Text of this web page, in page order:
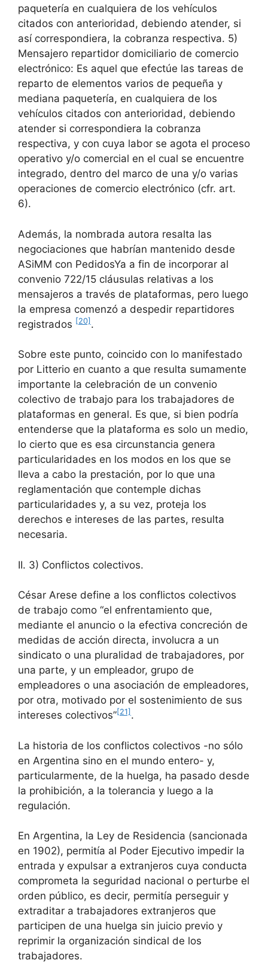
paquetería en cualquiera de los vehículos
citados con anterioridad, debiendo atender, si
así correspondiera, la cobranza respectiva. 5)
Mensajero repartidor domiciliario de comercio
electrónico: Es aquel que efectúe las tareas de
reparto de elementos varios de pequeña y
mediana paquetería, en cualquiera de los
vehículos citados con anterioridad, debiendo
atender si correspondiera la cobranza
respectiva, y con cuya labor se agota el proceso
operativo y/o comercial en el cual se encuentre
integrado, dentro del marco de una y/o varias
operaciones de comercio electrónico (cfr. art.
6).
Además, la nombrada autora resalta las
negociaciones que habrían mantenido desde
ASiMM con PedidosYa a fin de incorporar al
convenio 722/15 cláusulas relativas a los
mensajeros a través de plataformas, pero luego
la empresa comenzó a despedir repartidores
registrados [20] .
Sobre este punto, coincido con lo manifestado
por Litterio en cuanto a que resulta sumamente
importante la celebración de un convenio
colectivo de trabajo para los trabajadores de
plataformas en general. Es que, si bien podría
entenderse que la plataforma es solo un medio,
lo cierto que es esa circunstancia genera
particularidades en los modos en los que se
lleva a cabo la prestación, por lo que una
reglamentación que contemple dichas
particularidades y, a su vez, proteja los
derechos e intereses de las partes, resulta
necesaria.
II. 3) Conflictos colectivos.
César Arese define a los conflictos colectivos
de trabajo como “el enfrentamiento que,
mediante el anuncio o la efectiva concreción de
medidas de acción directa, involucra a un
sindicato o una pluralidad de trabajadores, por
una parte, y un empleador, grupo de
empleadores o una asociación de empleadores,
por otra, motivado por el sostenimiento de sus
intereses colectivos”[21] .
­­­­­­­­­­­­­­­­­­­­­La historia de los conflictos colectivos -no sólo
en Argentina sino en el mundo entero- y,
particularmente, de la huelga, ha pasado desde
la prohibición, a la tolerancia y luego a la
regulación.
En Argentina, la Ley de Residencia (sancionada
en 1902), permitía al Poder Ejecutivo impedir la
entrada y expulsar a extranjeros cuya conducta
comprometa la seguridad nacional o perturbe el
orden público, es decir, permitía perseguir y
extraditar a trabajadores extranjeros que
participen de una huelga sin juicio previo y
reprimir la organización sindical de los
trabajadores.